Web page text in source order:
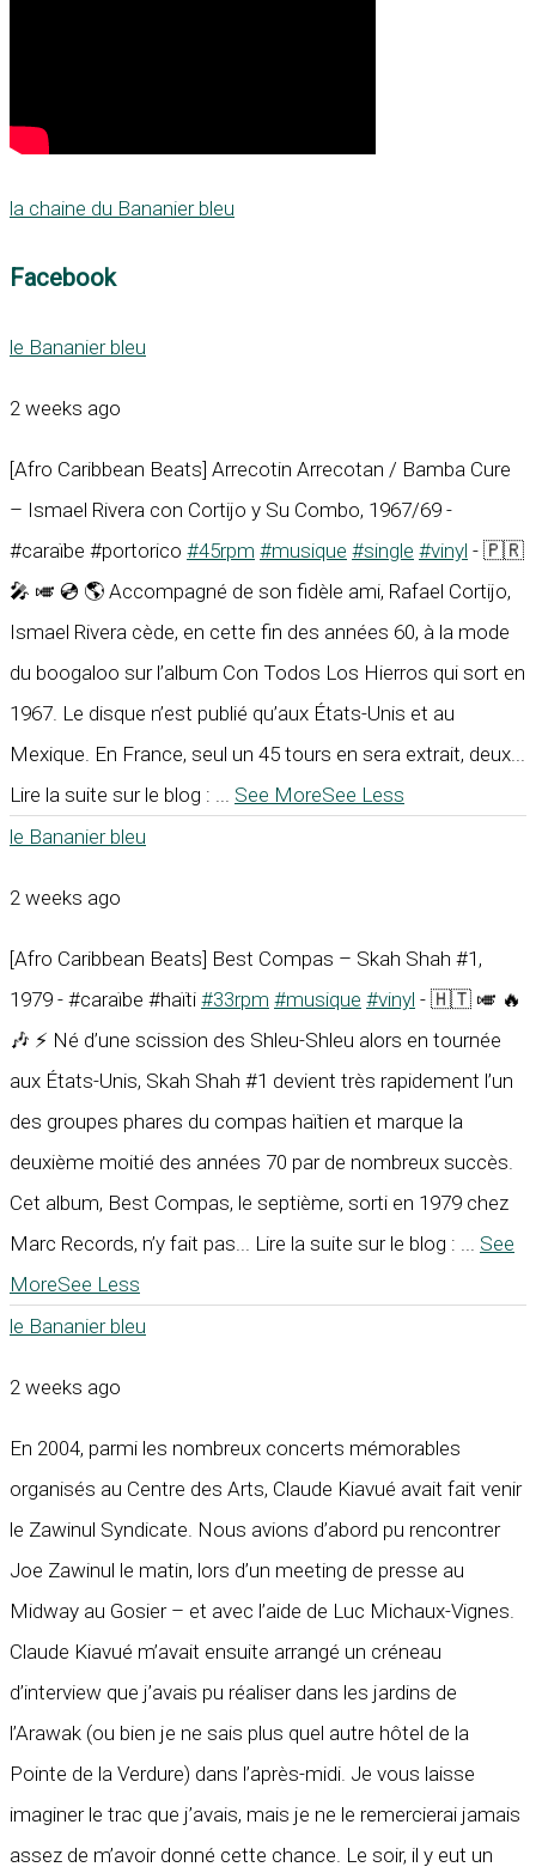
la chaine du Bananier bleu
Facebook
le Bananier bleu
2 weeks ago
[Afro Caribbean Beats] Arrecotin Arrecotan / Bamba Cure
– Ismael Rivera con Cortijo y Su Combo, 1967/69 -
#caraïbe #portorico #45rpm #musique #single #vinyl - 🇵🇷
🎤 🎺 💿 🌎 Accompagné de son fidèle ami, Rafael Cortijo,
Ismael Rivera cède, en cette fin des années 60, à la mode
du boogaloo sur l’album Con Todos Los Hierros qui sort en
1967. Le disque n’est publié qu’aux États-Unis et au
Mexique. En France, seul un 45 tours en sera extrait, deux...
Lire la suite sur le blog : ... See MoreSee Less
le Bananier bleu
2 weeks ago
[Afro Caribbean Beats] Best Compas – Skah Shah #1,
1979 - #caraïbe #haïti #33rpm #musique #vinyl - 🇭🇹 🎺 🔥
🎶 ⚡ Né d’une scission des Shleu-Shleu alors en tournée
aux États-Unis, Skah Shah #1 devient très rapidement l’un
des groupes phares du compas haïtien et marque la
deuxième moitié des années 70 par de nombreux succès.
Cet album, Best Compas, le septième, sorti en 1979 chez
Marc Records, n’y fait pas... Lire la suite sur le blog : ... See
MoreSee Less
le Bananier bleu
2 weeks ago
En 2004, parmi les nombreux concerts mémorables
organisés au Centre des Arts, Claude Kiavué avait fait venir
le Zawinul Syndicate. Nous avions d’abord pu rencontrer
Joe Zawinul le matin, lors d’un meeting de presse au
Midway au Gosier – et avec l’aide de Luc Michaux-Vignes.
Claude Kiavué m’avait ensuite arrangé un créneau
d’interview que j’avais pu réaliser dans les jardins de
l’Arawak (ou bien je ne sais plus quel autre hôtel de la
Pointe de la Verdure) dans l’après-midi. Je vous laisse
imaginer le trac que j’avais, mais je ne le remercierai jamais
assez de m’avoir donné cette chance. Le soir, il y eut un